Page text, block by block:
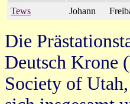
Tews
Johann
Die
Deutsch Krone
Society of